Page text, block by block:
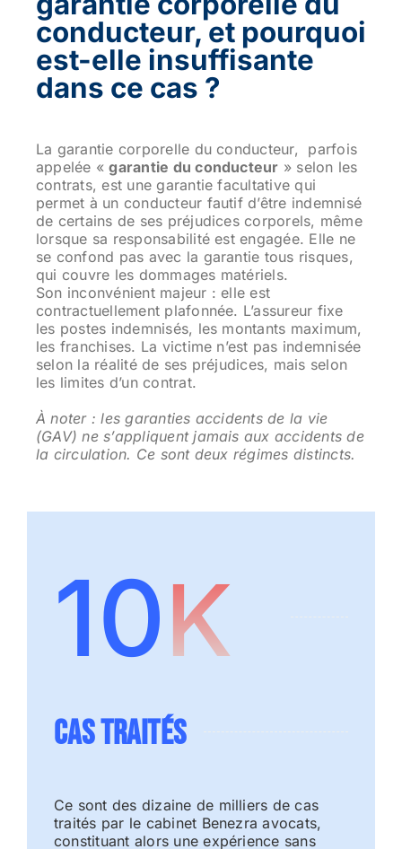
conducteur, et pourquoi
est-elle insuffisante
dans ce cas ?
La garantie corporelle du conducteur, parfois
appelée «garantie du conducteur » selon les
contrats, est une garantie facultative qui
permet à un conducteur fautif d’être indemnisé
de certains de ses préjudices corporels, même
lorsque sa responsabilité est engagée. Elle ne
se confond pas avec la garantie tous risques,
qui couvre les dommages matériels.
Son inconvénient majeur : elle est
contractuellement plafonnée. L’assureur fixe
les postes indemnisés, les montants maximum,
les franchises. La victime n’est pas indemnisée
selon la réalité de ses préjudices, mais selon
les limites d’un contrat.
À noter : les garanties accidents de la vie
(GAV) ne s’appliquent jamais aux accidents de
la circulation. Ce sont deux régimes distincts.
10K
CAS TRAITÉS
Ce sont des dizaine de milliers de cas
traités par le cabinet Benezra avocats,
constituant alors une expérience sans